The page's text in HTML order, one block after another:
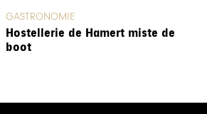
GASTRONOMIE
Hostellerie de Hamert miste de
boot